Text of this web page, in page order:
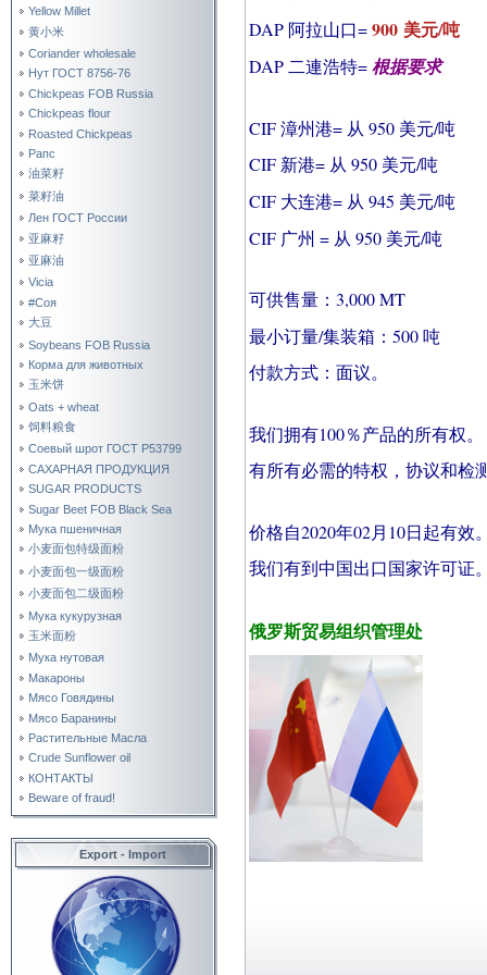
Yellow Millet
黄小米
Coriander wholesale
Нут ГОСТ 8756-76
Chickpeas FOB Russia
Chickpeas flour
Roasted Chickpeas
Рапс
油菜籽
菜籽油
Лен ГОСТ России
亚麻籽
亚麻油
Vicia
#Соя
大豆
Soybeans FOB Russia
Корма для животных
玉米饼
Oats + wheat
饲料粮食
Соевый шрот ГОСТ Р53799
САХАРНАЯ ПРОДУКЦИЯ
SUGAR PRODUCTS
Sugar Beet FOB Black Sea
Мука пшеничная
小麦面包特级面粉
小麦面包一级面粉
小麦面包二级面粉
Мука кукурузная
玉米面粉
Мука нутовая
Макароны
Мясо Говядины
Мясо Баранины
Растительные Масла
Crude Sunflower oil
КОНТАКТЫ
Beware of fraud!
Export - Import
DAP 阿拉山口=900 美元/吨
DAP 二連浩特=根据要求
CIF 漳州港= 从 950 美元/吨
CIF 新港= 从 950 美元/吨
CIF 大连港= 从 945 美元/吨
CIF 广州 = 从 950 美元/吨
可供售量：3,000 MT
最小订量/集装箱：500 吨
付款方式：面议。
我们拥有100％产品的所有权。
有所有必需的特权，协议和检
价格自2020年02月10日起有效
我们有到中国出口国家许可证
俄罗斯贸易组织管理处